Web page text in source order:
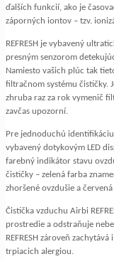
ďalších funkcií, ako je
záporných iontov – tzv.
REFRESH je vybavený
presným senzorom
Namiesto vašich plúc tak
filtračnom systému čističky.
zhruba raz za rok vymenič
zavčas upozorní.
Pre jednoduchú
vybavený dotykovým LED
farebný indikátor stavu
čističky – zelená farba
zhoršené ovzdušie a
Čistička vzduchu Airbi
prostredie a odstraňuje
REFRESH zároveň
trpiacich alergiou.